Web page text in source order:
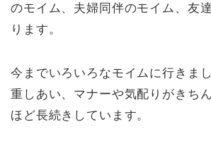
のモイム、夫婦同伴のモイム、友
ります。
今までいろいろなモイムに行きま
重しあい、マナーや気配りがきち
ほど長続きしています。